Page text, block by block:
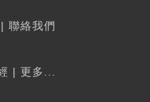
| 聯絡我們
| 更多...